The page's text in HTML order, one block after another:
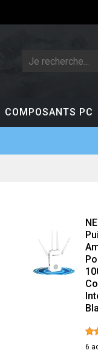
COMPOSANTS PC
6